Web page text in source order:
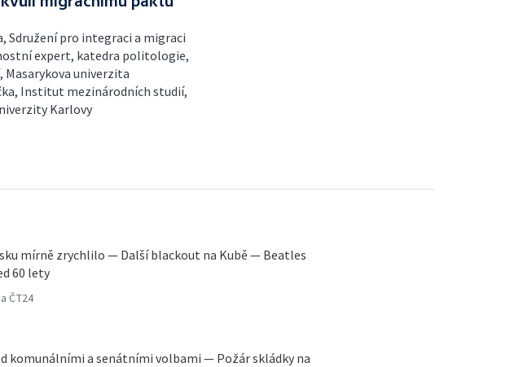
Sdružení pro integraci a migraci
expert, katedra politologie,
univerzita
Institut mezinárodních studií,
Karlovy
mírně zrychlilo — Další blackout na Kubě — Beatles
60 lety
ČT24
komunálními a senátními volbami — Požár skládky na